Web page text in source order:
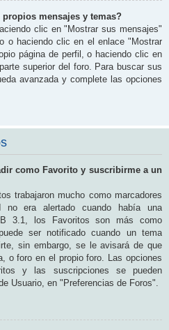
mensajes y temas?
clic en "Mostrar sus mensajes"
o haciendo clic en el enlace "Mostrar
página de perfil, o haciendo clic en
superior del foro. Para buscar sus
avanzada y complete las opciones
como Favorito y suscribirme a un
trabajaron mucho como marcadores
no era alertado cuando había una
3.1, los Favoritos son más como
ser notificado cuando un tema
sin embargo, se le avisará de que
o foro en el propio foro. Las opciones
y las suscripciones se pueden
Usuario, en "Preferencias de Foros".